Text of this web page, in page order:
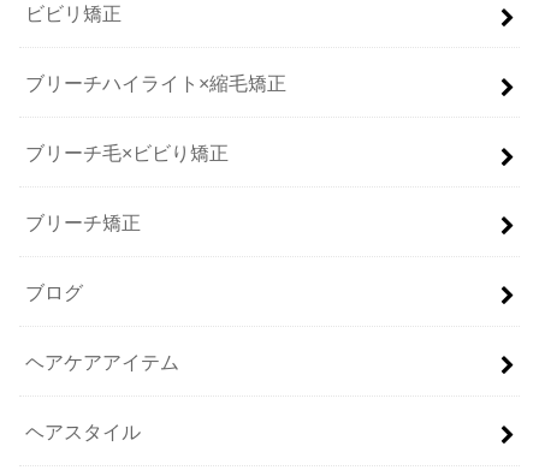
ビビリ矯正
ブリーチハイライト×縮毛矯正
ブリーチ毛×ビビり矯正
ブリーチ矯正
ブログ
ヘアケアアイテム
ヘアスタイル